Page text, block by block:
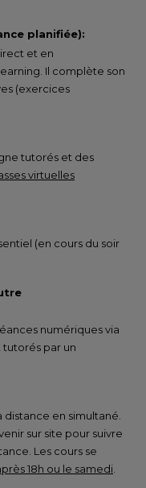
planifiée):
et en
Il complète son
(exercices
tutorés et des
virtuelles
(en cours du soir
numériques via
par un
en simultané.
sur site pour suivre
Les cours se
18h ou le samedi